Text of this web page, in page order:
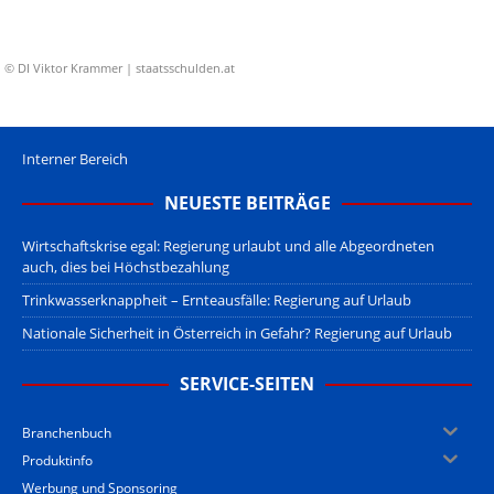
© DI Viktor Krammer | staatsschulden.at
Interner Bereich
NEUESTE BEITRÄGE
Wirtschaftskrise egal: Regierung urlaubt und alle Abgeordneten
auch, dies bei Höchstbezahlung
Trinkwasserknappheit – Ernteausfälle: Regierung auf Urlaub
Nationale Sicherheit in Österreich in Gefahr? Regierung auf Urlaub
SERVICE-SEITEN
Branchenbuch
Produktinfo
Werbung und Sponsoring